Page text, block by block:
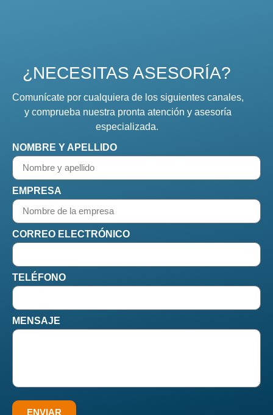
¿NECESITAS ASESORÍA?
Comunícate por cualquiera de los siguientes canales,
y comprueba nuestra pronta atención y asesoría
especializada.
NOMBRE Y APELLIDO
EMPRESA
CORREO ELECTRÓNICO
TELÉFONO
MENSAJE
ENVIAR